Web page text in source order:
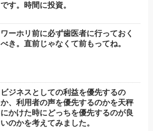
です。時間に投資。
ワーホリ前に必ず歯医者に行っておく
べき。直前じゃなくて前もってね。
ビジネスとしての利益を優先するの
か、利用者の声を優先するのかを天秤
にかけた時にどっちを優先するのが良
いのかを考えてみました。